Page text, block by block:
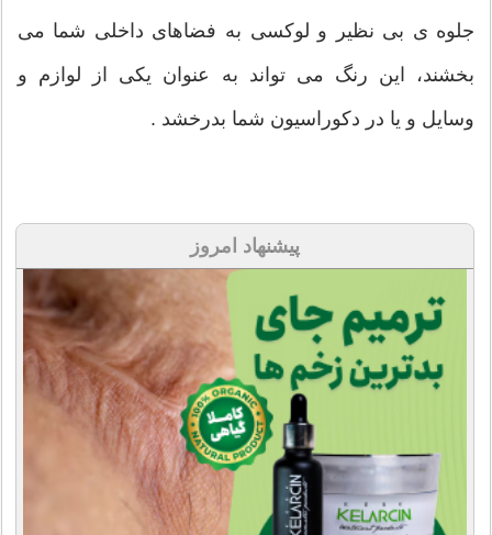
جلوه ی بی نظیر و لوکسی به فضاهای داخلی شما می
بخشند، این رنگ می تواند به عنوان یکی از لوازم و
وسایل و یا در دکوراسیون شما بدرخشد .
پیشنهاد امروز